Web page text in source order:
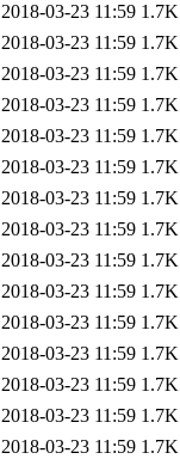
2018-03-23 11:59 1.7K
2018-03-23 11:59 1.7K
2018-03-23 11:59 1.7K
2018-03-23 11:59 1.7K
2018-03-23 11:59 1.7K
2018-03-23 11:59 1.7K
2018-03-23 11:59 1.7K
2018-03-23 11:59 1.7K
2018-03-23 11:59 1.7K
2018-03-23 11:59 1.7K
2018-03-23 11:59 1.7K
2018-03-23 11:59 1.7K
2018-03-23 11:59 1.7K
2018-03-23 11:59 1.7K
2018-03-23 11:59 1.7K